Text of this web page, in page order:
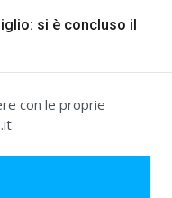
si è concluso il
con le proprie